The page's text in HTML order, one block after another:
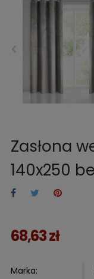
Zasłona
140x250
68,63 zł
Marka: